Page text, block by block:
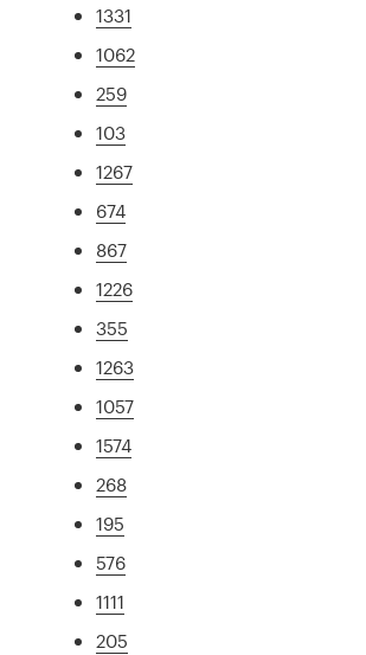
1331
1062
259
103
1267
674
867
1226
355
1263
1057
1574
268
195
576
1111
205